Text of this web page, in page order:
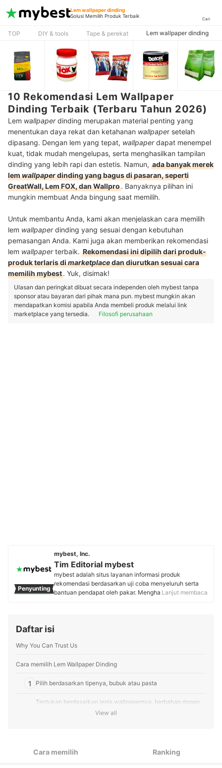
Lem wallpaper dinding
Solusi Memilih Produk Terbaik
Cari
TOP DIY & tools Tape & perekat Lem wallpaper dinding
10 Rekomendasi Lem Wallpaper
Dinding Terbaik (Terbaru Tahun 2026)
Lem wallpaperdinding merupakan material penting yang
menentukan daya rekat dan ketahanan wallpaper setelah
dipasang. Dengan lem yang tepat, wallpaperdapat menempel
kuat, tidak mudah mengelupas, serta menghasilkan tampilan
dinding yang lebih rapi dan estetis. Namun, ada banyak merek
lemwallpaperdinding yang bagus di pasaran, seperti
GreatWall, Lem FOX, dan Wallpro. Banyaknya pilihan ini
mungkin membuat Anda bingung saat memilih.
Untuk membantu Anda, kami akan menjelaskan cara memilih
lem wallpaperdinding yang sesuai dengan kebutuhan
pemasangan Anda. Kami juga akan memberikan rekomendasi
lem wallpaperterbaik. Rekomendasi ini dipilih dari produk-
produk terlaris dimarketplacedan diurutkan sesuai cara
memilih mybest. Yuk, disimak!
Ulasan dan peringkat dibuat secara independen oleh mybest tanpa
sponsor atau bayaran dari pihak mana pun. mybest mungkin akan
mendapatkan komisi apabila Anda membeli produk melalui link
marketplace yang tersedia.
Filosofi perusahaan
Penyunting
mybest, Inc.
Tim Editorial mybest
mybest adalah situs layanan informasi produk
rekomendasi berdasarkan uji coba menyeluruh serta
bantuan pendapat oleh pakar. Menghasilkan konten
Profil Tim Editorial mybest
Lanjut membaca
Daftar isi
Why You Can Trust Us
Cara memilih Lem Wallpaper Dinding
1 Pilih berdasarkan tipenya, bubuk atau pasta
Tentukan berdasarkan jenis wallpapernya, berbahan ringan
Cek kelebihan lainnya yang dimiliki, misalnya antijamur,
View all
Cara memilih Ranking